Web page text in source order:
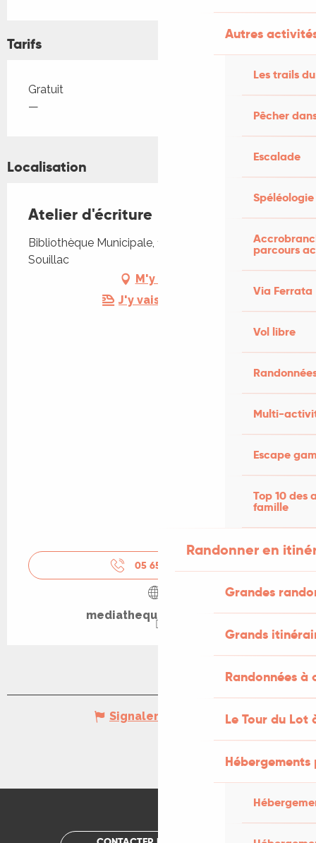
Autres
Les trails
Pêcher
Escalade
Spéléologie
parcours
Via Ferrata
Vol libre
Multi-
Escape
Top 10 des
famille
Randonner en
Grandes
Grands
Randonnées
Le Tour du Lot
Tarifs
Tarifs 2026
Gratuit
—
Localisation
Atelier d'écriture
Bibliothèque Municipale, 10, rue de la Halle, 46200
Souillac
M'y rendre
J'y vais en train !
05 65 32 67
mediatheque.souillac.fr
Signaler une erreur